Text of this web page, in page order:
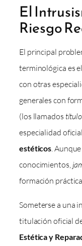
El
Riesgo
El principal
terminológica es el
con otras
generales con
(los llamados
especialidad
estéticos .
conocimientos,
formación
Someterse a una
titulación oficial
Estética y